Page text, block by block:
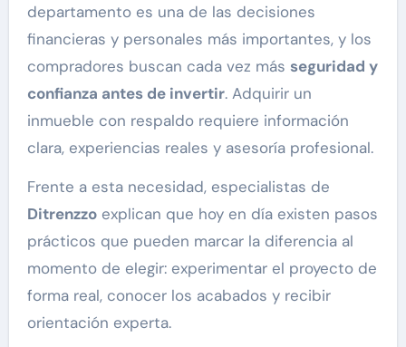
departamento es una de las decisiones
financieras y personales más importantes, y los
compradores buscan cada vez más seguridad y
confianza antes de invertir. Adquirir un
inmueble con respaldo requiere información
clara, experiencias reales y asesoría profesional.
Frente a esta necesidad, especialistas de
Ditrenzzoexplican que hoy en día existen pasos
prácticos que pueden marcar la diferencia al
momento de elegir: experimentar el proyecto de
forma real, conocer los acabados y recibir
orientación experta.